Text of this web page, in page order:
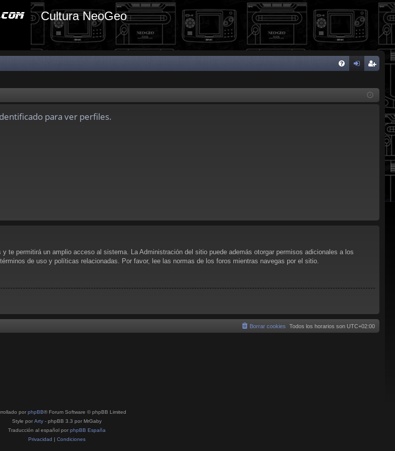
Cultura NeoGeo
ist
para ver perfiles.
te permitirá un amplio acceso al sistema. La Administración del sitio puede además otorgar permisos adicionales a los
de uso y políticas relacionadas. Por favor, lee las normas de los foros mientras navegas por el sitio.
Todos los horarios son UTC+02:00
Borrar cookies
por phpBB® Forum Software © phpBB Limited
Style por Arty - phpBB 3.3 por MrGaby
Traducción al español por phpBB España
Privacidad | Condiciones